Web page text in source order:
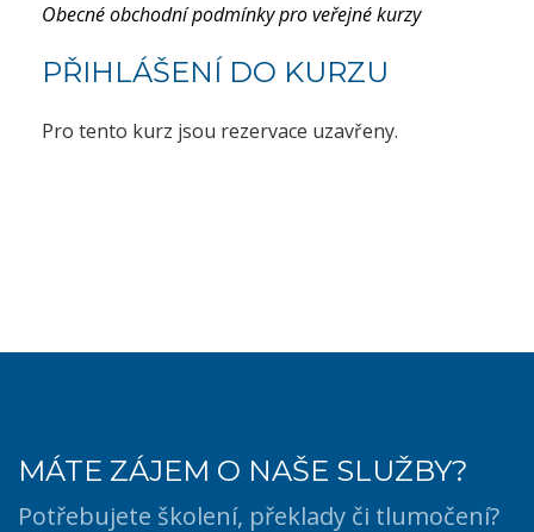
Obecné obchodní podmínky pro veřejné kurzy
PŘIHLÁŠENÍ DO KURZU
Pro tento kurz jsou rezervace uzavřeny.
MÁTE ZÁJEM O NAŠE SLUŽBY?
Potřebujete školení, překlady či tlumočení?